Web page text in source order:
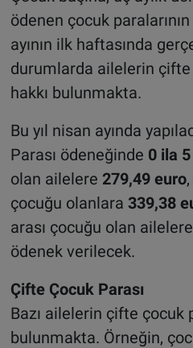
ödenen çocuk
ayının ilk haftasında
durumlarda ailelerin çifte
hakkı bulunmakta.
Bu yıl nisan ayında
Parası ödeneğinde 0 ila
olan ailelere 279,49 euro,
çocuğu olanlara 339,38
arası çocuğu olan
ödenek verilecek.
Çifte Çocuk Parası
Bazı ailelerin çifte çocuk
bulunmakta. Örneğin,